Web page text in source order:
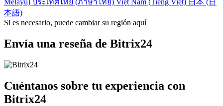
Melayu) ประเทศไทย (ภาษาไทย) Việt Nam (Tiếng Việt) 日本 (日
本語)
Si es necesario, puede cambiar su región aquí
Envía una reseña de Bitrix24
Cuéntanos sobre tu experiencia con
Bitrix24